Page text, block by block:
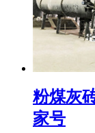
粉煤灰
家号